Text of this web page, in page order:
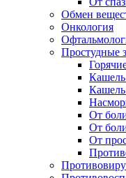
Обмен
Онкология
Простудные
Кашель
От
От
От